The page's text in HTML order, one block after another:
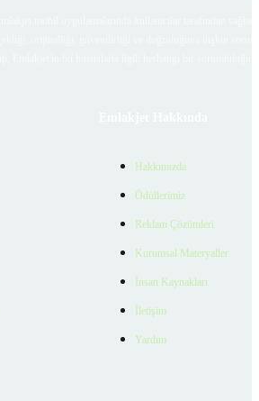
Hakkımızda
Ödüllerimiz
Reklam Çözümleri
Kurumsal Materyaller
İnsan Kaynakları
İletişim
Yardım